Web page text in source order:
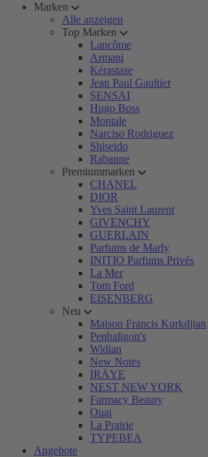
Marken
Alle anzeigen
Top Marken
Lancôme
Armani
Kérastase
Jean Paul Gaultier
SENSAI
Hugo Boss
Montale
Narciso Rodriguez
Shiseido
Rabanne
Premiummarken
CHANEL
DIOR
Yves Saint Laurent
GIVENCHY
GUERLAIN
Parfums de Marly
INITIO Parfums Privés
La Mer
Tom Ford
EISENBERG
Neu
Maison Francis Kurkdjian
Penhaligon's
Widian
New Notes
IRÄYE
NEST NEW YORK
Farmacy Beauty
Ouai
La Prairie
TYPEBEA
Angebote